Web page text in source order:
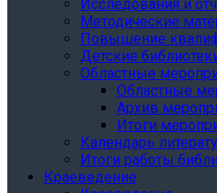
Исследования и
Методические
Повышение
Детские
Областные
Областные
Архив
Итоги
Календарь
Итоги работы
Краеведение